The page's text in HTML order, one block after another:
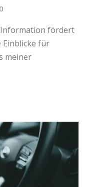
0
fördert
Einblicke für
meiner